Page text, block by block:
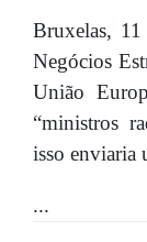
Bruxelas,
Negócios
União
“ministros
isso enviaria
...